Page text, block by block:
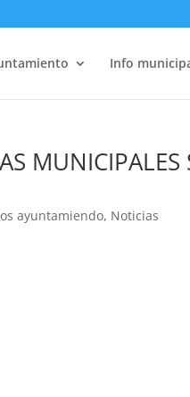
Info
MUNICIPALES
ayuntamiendo, Noticias